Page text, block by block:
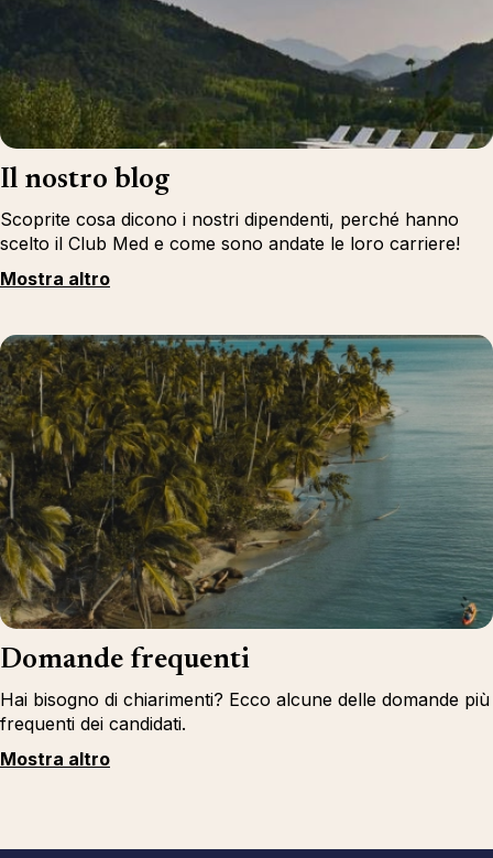
Il nostro blog
Scoprite cosa dicono i nostri dipendenti, perché hanno
scelto il Club Med e come sono andate le loro carriere!
Mostra altro
Domande frequenti
Hai bisogno di chiarimenti? Ecco alcune delle domande più
frequenti dei candidati.
Mostra altro